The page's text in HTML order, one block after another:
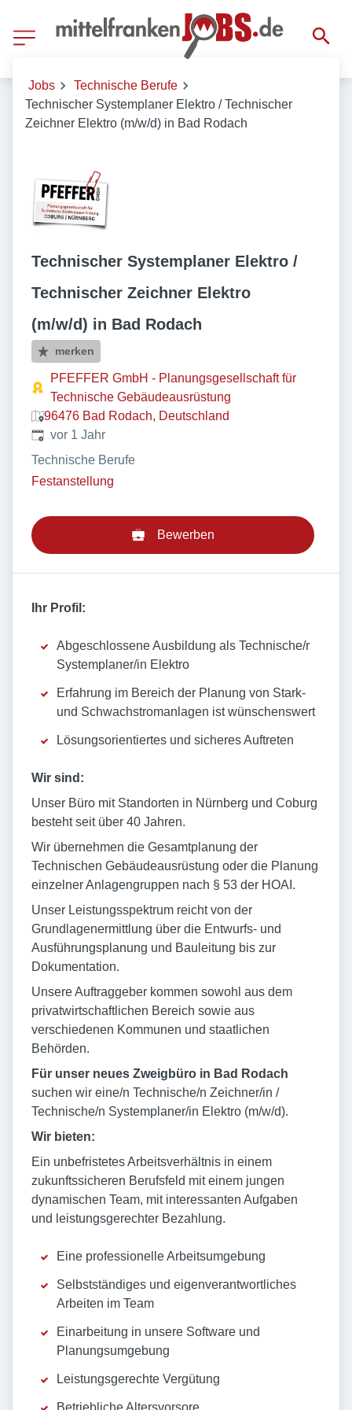
Jobs
Technische Berufe
Technischer Systemplaner Elektro / Technischer
Zeichner Elektro (m/w/d) in Bad Rodach
Technischer Systemplaner Elektro /
Technischer Zeichner Elektro
(m/w/d) in Bad Rodach
merken
PFEFFER GmbH - Planungsgesellschaft für
Technische Gebäudeausrüstung
96476 Bad Rodach, Deutschland
Veröffentlicht:
vor 1 Jahr
Technische Berufe
Festanstellung
Bewerben
Ihr Profil:
Abgeschlossene Ausbildung als Technische/r
Systemplaner/in Elektro
Erfahrung im Bereich der Planung von Stark-
und Schwachstromanlagen ist wünschenswert
Lösungsorientiertes und sicheres Auftreten
Wir sind:
Unser Büro mit Standorten in Nürnberg und Coburg
besteht seit über 40 Jahren.
Wir übernehmen die Gesamtplanung der
Technischen Gebäudeausrüstung oder die Planung
einzelner Anlagengruppen nach § 53 der HOAI.
Unser Leistungsspektrum reicht von der
Grundlagenermittlung über die Entwurfs- und
Ausführungsplanung und Bauleitung bis zur
Dokumentation.
Unsere Auftraggeber kommen sowohl aus dem
privatwirtschaftlichen Bereich sowie aus
verschiedenen Kommunen und staatlichen
Behörden.
Für unser neues Zweigbüro in Bad Rodach
suchen wir eine/n Technische/n Zeichner/in /
Technische/n Systemplaner/in Elektro (m/w/d).
Wir bieten:
Ein unbefristetes Arbeitsverhältnis in einem
zukunftssicheren Berufsfeld mit einem jungen
dynamischen Team, mit interessanten Aufgaben
und leistungsgerechter Bezahlung.
Eine professionelle Arbeitsumgebung
Selbstständiges und eigenverantwortliches
Arbeiten im Team
Einarbeitung in unsere Software und
Planungsumgebung
Leistungsgerechte Vergütung